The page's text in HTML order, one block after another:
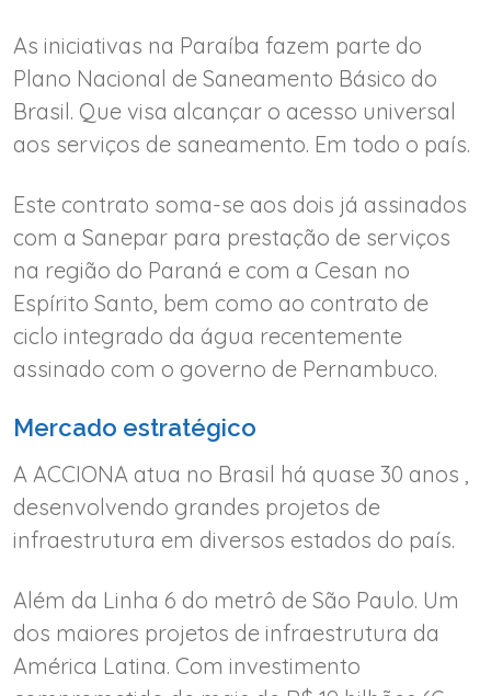
As iniciativas na Paraíba fazem parte do
Plano Nacional de Saneamento Básico do
Brasil. Que visa alcançar o acesso universal
aos serviços de saneamento. Em todo o país.
Este contrato soma-se aos dois já assinados
com a Sanepar para prestação de serviços
na região do Paraná e com a Cesan no
Espírito Santo, bem como ao contrato de
ciclo integrado da água recentemente
assinado com o governo de Pernambuco.
Mercado estratégico
A ACCIONA atua no Brasil há quase 30 anos ,
desenvolvendo grandes projetos de
infraestrutura em diversos estados do país.
Além da Linha 6 do metrô de São Paulo. Um
dos maiores projetos de infraestrutura da
América Latina. Com investimento